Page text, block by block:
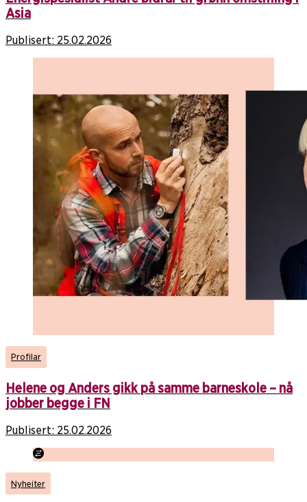
Asia
Publisert: 25.02.2026
Profilar
Helene og Anders gikk på samme barneskole – nå
jobber begge i FN
Publisert: 25.02.2026
Nyheiter